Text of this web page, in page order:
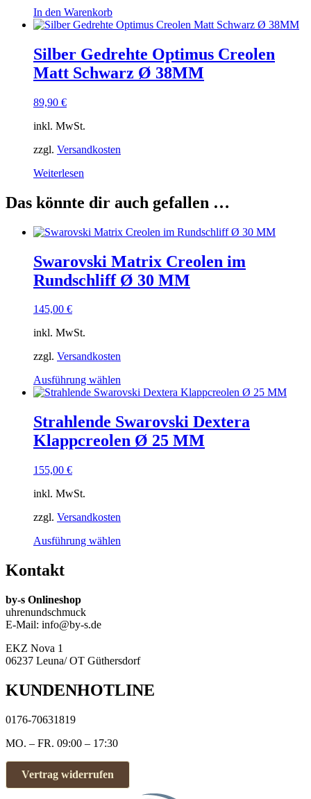
In den Warenkorb
Silber Gedrehte Optimus Creolen
Matt Schwarz Ø 38MM
89,90 €
inkl. MwSt.
zzgl. Versandkosten
Weiterlesen
Das könnte dir auch gefallen …
Swarovski Matrix Creolen im
Rundschliff Ø 30 MM
145,00 €
inkl. MwSt.
zzgl. Versandkosten
Ausführung wählen
Produkt
mehrere
Varianten
auf.
werden
Strahlende Swarovski Dextera
Klappcreolen Ø 25 MM
155,00 €
inkl. MwSt.
zzgl. Versandkosten
Ausführung wählen
der
gewählt
Kontakt
by-s Onlineshop
uhrenundschmuck
E-Mail: info@by-s.de
EKZ Nova 1
06237 Leuna/ OT Güthersdorf
KUNDENHOTLINE
0176-70631819
MO. – FR. 09:00 – 17:30
Vertrag widerrufen